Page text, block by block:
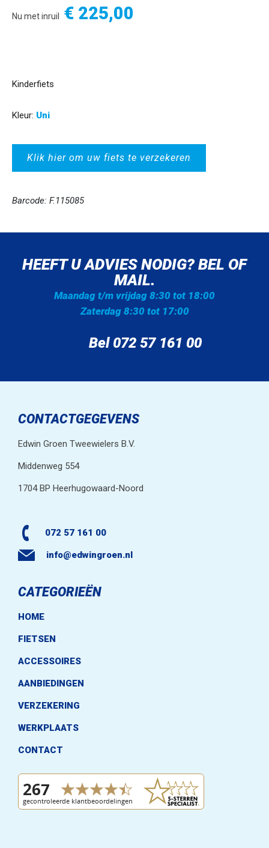
Nu met inruil € 225,00
Kinderfiets
Kleur: Uni
Klik hier om uw fiets te verzekeren
Barcode: F.115085
HEEFT U ADVIES NODIG? BEL OF
MAIL.
Maandag t/m vrijdag 8:30 tot 18:00
Zaterdag 8:30 tot 17:00
Bel 072 57 161 00
CONTACTGEGEVENS
Edwin Groen Tweewielers B.V.
Middenweg 554
1704 BP Heerhugowaard-Noord
072 57 161 00
info@edwingroen.nl
CATEGORIEËN
HOME
FIETSEN
ACCESSOIRES
AANBIEDINGEN
VERZEKERING
WERKPLAATS
CONTACT